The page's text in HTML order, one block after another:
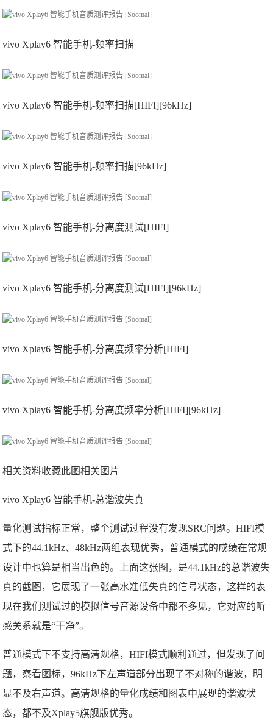
vivo Xplay6 智能手机-频率扫描
vivo Xplay6 智能手机-频率扫描[HIFI][96kHz]
vivo Xplay6 智能手机-频率扫描[96kHz]
vivo Xplay6 智能手机-分离度测试[HIFI]
vivo Xplay6 智能手机-分离度测试[HIFI][96kHz]
vivo Xplay6 智能手机-分离度频率分析[HIFI]
vivo Xplay6 智能手机-分离度频率分析[HIFI][96kHz]
相关资料收藏此图相关图片
vivo Xplay6 智能手机-总谐波失真
量化测试指标正常，整个测试过程没有发现SRC问题。HIFI模
式下的44.1kHz、48kHz两组表现优秀，普通模式的成绩在常规
设计中也算是相当出色的。上面这张图，是44.1kHz的总谐波失
真的截图，它展现了一张高水准低失真的信号状态，这样的表
现在我们测试过的模拟信号音源设备中都不多见，它对应的听
感关系就是“干净”。
普通模式下不支持高清规格，HIFI模式顺利通过，但发现了问
题，察看图标，96kHz下左声道部分出现了不对称的谐波，明
显不及右声道。高清规格的量化成绩和图表中展现的谐波状
态，都不及Xplay5旗舰版优秀。